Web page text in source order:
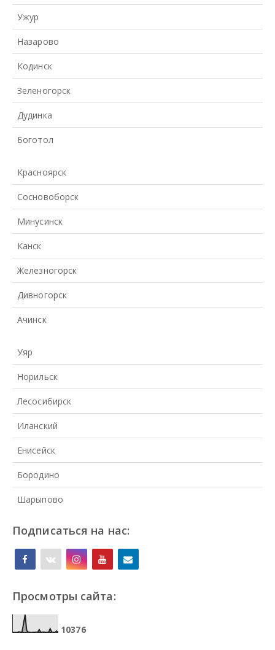
Ужур
Назарово
Кодинск
Зеленогорск
Дудинка
Боготол
Красноярск
Сосновоборск
Минусинск
Канск
Железногорск
Дивногорск
Ачинск
Уяр
Норильск
Лесосибирск
Иланский
Енисейск
Бородино
Шарыпово
Подписаться на нас:
Просмотры сайта:
10376